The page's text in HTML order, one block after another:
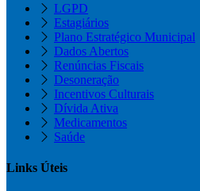
LGPD
Estagiários
Plano Estratégico Municipal
Dados Abertos
Renúncias Fiscais
Desoneração
Incentivos Culturais
Dívida Ativa
Medicamentos
Saúde
Links Úteis